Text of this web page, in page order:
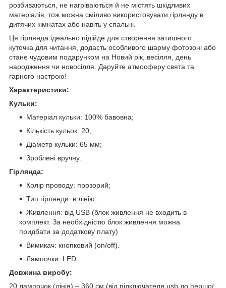
розбиваються, не нагріваються й не містять шкідливих
матеріалів, тож можна сміливо використовувати гірлянду в
дитячих кімнатах або навіть у спальні.
Ця гірлянда ідеально підійде для створення затишного
куточка для читання, додасть особливого шарму фотозоні або
стане чудовим подарунком на Новий рік, весілля, день
народження чи новосілля. Даруйте атмосферу свята та
гарного настрою!
Характеристики:
Кульки:
Матеріал кульки: 100% бавовна;
Кількість кульок: 20;
Діаметр кульки: 65 мм;
Зроблені вручну.
Гірлянда:
Колір проводу: прозорий;
Тип гірлянди: в лінію;
Живлення: від USB (блок живлення не входить в
комплект. За необхідністю блок живлення можна
придбати за додаткову плату)
Вимикач: кнопковий (on/off).
Лампочки: LED.
Довжина виробу:
20 лампочок (лінія) – 360 см (від підключателя usb до першої